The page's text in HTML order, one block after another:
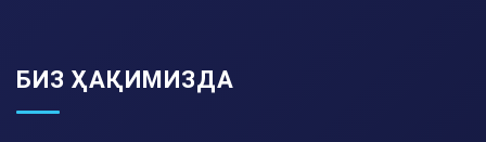
БИЗ ҲАҚИМИЗДА